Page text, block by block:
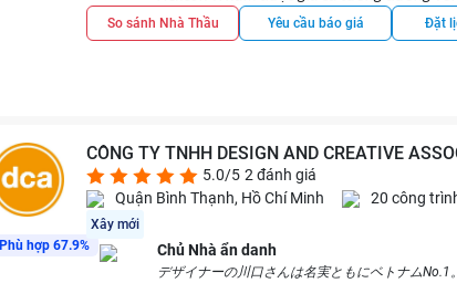
Có thể một phần do quen biết, một phần
quản lý dự án, cán bộ kỹ thuật thì khâu
lý dự án của Nexcon cần được cải thiện
So sánh Nhà Thầu Yêu cầu báo giá Đặt
Phù hợp 67.9%
CÔNG TY TNHH DESIGN AND CREATIVE
5.0/5 2 đánh giá
Quận Bình Thạnh, Hồ Chí Minh
20 công
Xây mới
Chủ Nhà ẩn danh
デザイナーの川口さんは名実ともにベトナム